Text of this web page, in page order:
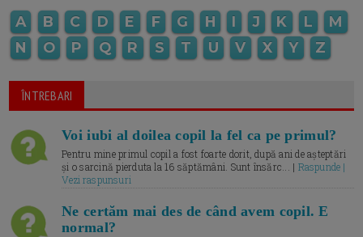
A B C D E F G H I J K L
M
N
O P Q R S T U V X Y Z
ÎNTREBARI
Voi iubi al doilea copil la fel ca pe primul?
Pentru mine primul copil a fost foarte dorit, după ani de așteptări
și o sarcină pierduta la 16 săptămâni. Sunt însărc... | Raspunde |
Vezi raspunsuri
Ne certăm mai des de când avem copil. E
normal?